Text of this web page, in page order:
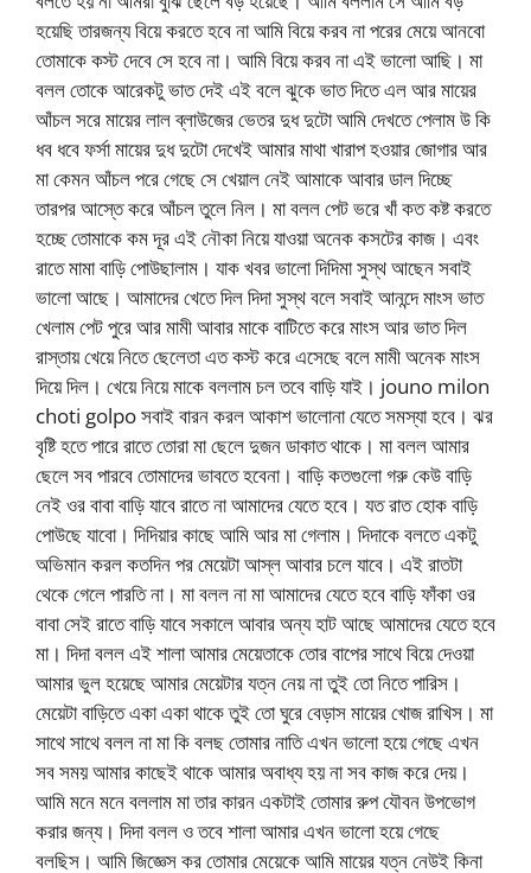
হয়েছি তারজন্য বিয়ে করতে হবে না আমি বিয়ে করব না পরের মেয়ে আনবো
তোমাকে কস্ট দেবে সে হবে না। আমি বিয়ে করব না এই ভালো আছি। মা
বলল তোকে আরেকটু ভাত দেই এই বলে ঝুকে ভাত দিতে এল আর মায়ের
আঁচল সরে মায়ের লাল ব্লাউজের ভেতর দুধ দুটো আমি দেখতে পেলাম উ কি
ধব ধবে ফর্সা মায়ের দুধ দুটো দেখেই আমার মাথা খারাপ হওয়ার জোগার আর
মা কেমন আঁচল পরে গেছে সে খেয়াল নেই আমাকে আবার ডাল দিচ্ছে
তারপর আস্তে করে আঁচল তুলে নিল। মা বলল পেট ভরে খাঁ কত কষ্ট করতে
হচ্ছে তোমাকে কম দূর এই নৌকা নিয়ে যাওয়া অনেক কসটের কাজ। এবং
রাতে মামা বাড়ি পোউছালাম। যাক খবর ভালো দিদিমা সুস্থ আছেন সবাই
ভালো আছে। আমাদের খেতে দিল দিদা সুস্থ বলে সবাই আনন্দে মাংস ভাত
খেলাম পেট পুরে আর মামী আবার মাকে বাটিতে করে মাংস আর ভাত দিল
রাস্তায় খেয়ে নিতে ছেলেতা এত কস্ট করে এসেছে বলে মামী অনেক মাংস
দিয়ে দিল। খেয়ে নিয়ে মাকে বললাম চল তবে বাড়ি যাই। jouno milon
choti golpo সবাই বারন করল আকাশ ভালোনা যেতে সমস্যা হবে। ঝর
বৃষ্টি হতে পারে রাতে তোরা মা ছেলে দুজন ডাকাত থাকে। মা বলল আমার
ছেলে সব পারবে তোমাদের ভাবতে হবেনা। বাড়ি কতগুলো গরু কেউ বাড়ি
নেই ওর বাবা বাড়ি যাবে রাতে না আমাদের যেতে হবে। যত রাত হোক বাড়ি
পোউছে যাবো। দিদিয়ার কাছে আমি আর মা গেলাম। দিদাকে বলতে একটু
অভিমান করল কতদিন পর মেয়েটা আস্ল আবার চলে যাবে। এই রাতটা
থেকে গেলে পারতি না। মা বলল না মা আমাদের যেতে হবে বাড়ি ফাঁকা ওর
বাবা সেই রাতে বাড়ি যাবে সকালে আবার অন্য হাট আছে আমাদের যেতে হবে
মা। দিদা বলল এই শালা আমার মেয়েতাকে তোর বাপের সাথে বিয়ে দেওয়া
আমার ভুল হয়েছে আমার মেয়েটার যত্ন নেয় না তুই তো নিতে পারিস।
মেয়েটা বাড়িতে একা একা থাকে তুই তো ঘুরে বেড়াস মায়ের খোজ রাখিস। মা
সাথে সাথে বলল না মা কি বলছ তোমার নাতি এখন ভালো হয়ে গেছে এখন
সব সময় আমার কাছেই থাকে আমার অবাধ্য হয় না সব কাজ করে দেয়।
আমি মনে মনে বললাম মা তার কারন একটাই তোমার রুপ যৌবন উপভোগ
করার জন্য। দিদা বলল ও তবে শালা আমার এখন ভালো হয়ে গেছে
বলছিস। আমি জিজ্ঞেস কর তোমার মেয়েকে আমি মায়ের যত্ন নেউই কিনা